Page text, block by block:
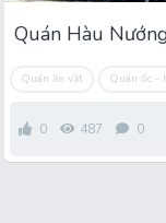
Quán ăn vặt Quán ốc -
0 487 0